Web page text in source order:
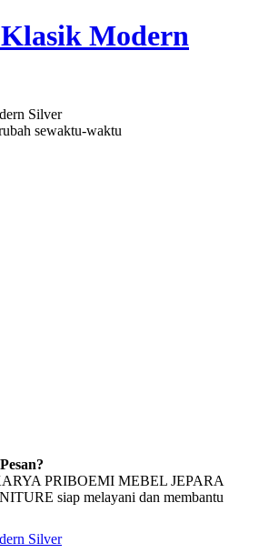
Modern
sewaktu-waktu
PRIBOEMI MEBEL JEPARA
siap melayani dan membantu